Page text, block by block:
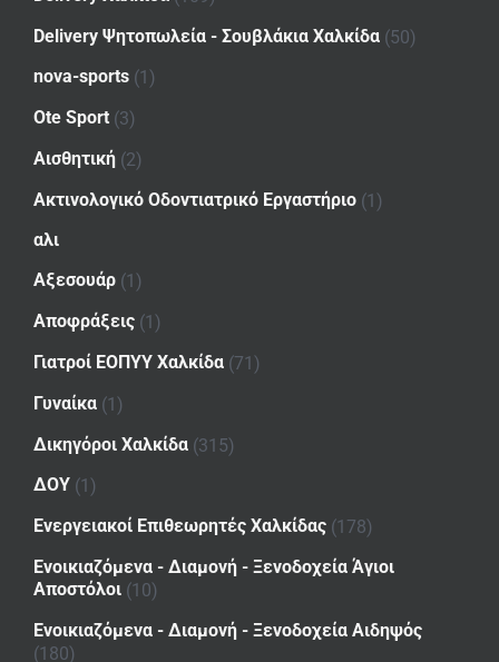
Delivery Ψητοπωλεία - Σουβλάκια Χαλκίδα (50)
nova-sports (1)
Ote Sport (3)
Αισθητική (2)
Ακτινολογικό Οδοντιατρικό Εργαστήριο (1)
αλι
Αξεσουάρ (1)
Αποφράξεις (1)
Γιατροί ΕΟΠΥΥ Χαλκίδα (71)
Γυναίκα (1)
Δικηγόροι Χαλκίδα (315)
ΔΟΥ (1)
Ενεργειακοί Επιθεωρητές Χαλκίδας (178)
Ενοικιαζόμενα - Διαμονή - Ξενοδοχεία Άγιοι
Αποστόλοι (10)
Ενοικιαζόμενα - Διαμονή - Ξενοδοχεία Αιδηψός
(180)